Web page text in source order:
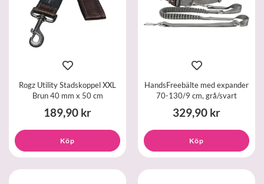
Rogz Utility Stadskoppel XXL
Brun 40 mm x 50 cm
189,90 kr
Köp
HandsFreebälte med expander
70-130/9 cm, grå/svart
329,90 kr
Köp